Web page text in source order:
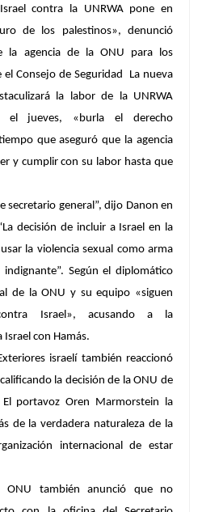
contra la UNRWA pone en
de los palestinos», denunció
la agencia de la ONU para los
Consejo de Seguridad La nueva
la labor de la UNRWA
el jueves, «burla el derecho
que aseguró que la agencia
y cumplir con su labor hasta que
secretario general”, dijo Danon en
decisión de incluir a Israel en la
la violencia sexual como arma
Según el diplomático
de la ONU y su equipo «siguen
Israel», acusando a la
con Hamás.
israelí también reaccionó
la decisión de la ONU de
portavoz Oren Marmorstein la
de la verdadera naturaleza de la
internacional de estar
ONU también anunció que no